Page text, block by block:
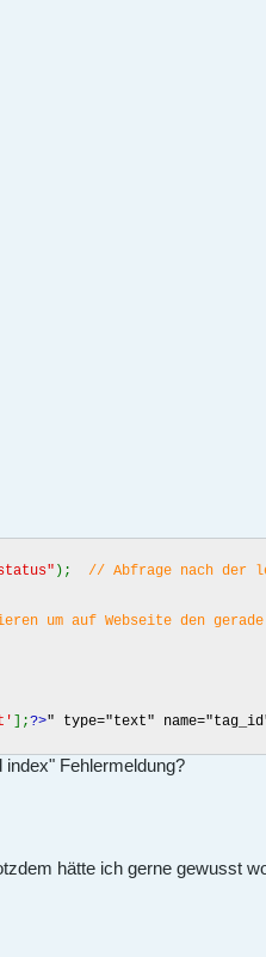
); // Abfrage nach der
um auf Webseite den gerade
];?>" type="text"
Fehlermeldung?
hätte ich gerne gewusst